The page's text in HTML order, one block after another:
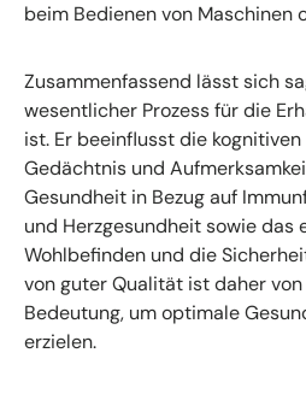
beim Bedienen von Maschinen
Zusammenfassend lässt sich
wesentlicher Prozess für die
ist. Er beeinflusst die
Gedächtnis und
Gesundheit in Bezug auf
und Herzgesundheit sowie das
Wohlbefinden und die
von guter Qualität ist daher
Bedeutung, um optimale
erzielen.